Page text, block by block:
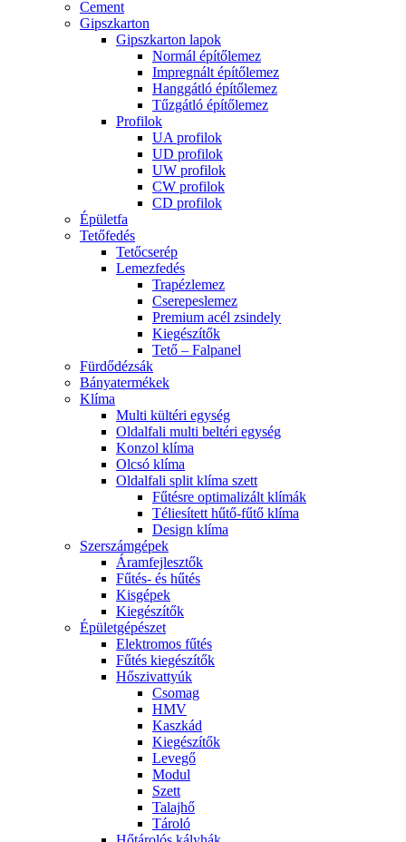
Cement
Gipszkarton
Gipszkarton lapok
Normál építőlemez
Impregnált építőlemez
Hanggátló építőlemez
Tűzgátló építőlemez
Profilok
UA profilok
UD profilok
UW profilok
CW profilok
CD profilok
Épületfa
Tetőfedés
Tetőcserép
Lemezfedés
Trapézlemez
Cserepeslemez
Premium acél zsindely
Kiegészítők
Tető – Falpanel
Fürdődézsák
Bányatermékek
Klíma
Multi kültéri egység
Oldalfali multi beltéri egység
Konzol klíma
Olcsó klíma
Oldalfali split klíma szett
Fűtésre optimalizált klímák
Téliesített hűtő-fűtő klíma
Design klíma
Szerszámgépek
Áramfejlesztők
Fűtés- és hűtés
Kisgépek
Kiegészítők
Épületgépészet
Elektromos fűtés
Fűtés kiegészítők
Hőszivattyúk
Csomag
HMV
Kaszkád
Kiegészítők
Levegő
Modul
Szett
Talajhő
Tároló